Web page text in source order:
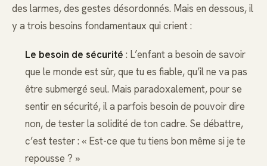
des larmes, des gestes désordonnés. Mais en dessous, il
y a trois besoins fondamentaux qui crient :
Le besoin de sécurité : L’enfant a besoin de savoir
que le monde est sûr, que tu es fiable, qu’il ne va pas
être submergé seul. Mais paradoxalement, pour se
sentir en sécurité, il a parfois besoin de pouvoir dire
non, de tester la solidité de ton cadre. Se débattre,
c’est tester : « Est-ce que tu tiens bon même si je te
repousse ? »